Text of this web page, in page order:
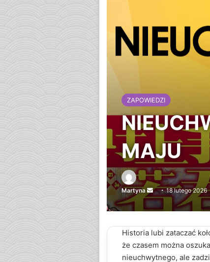
ZAPOWIEDZI
MAJU
Martyna
Send
an
18 lutego 2026
Historia lubi zataczać
że czasem można
nieuchwytnego, ale